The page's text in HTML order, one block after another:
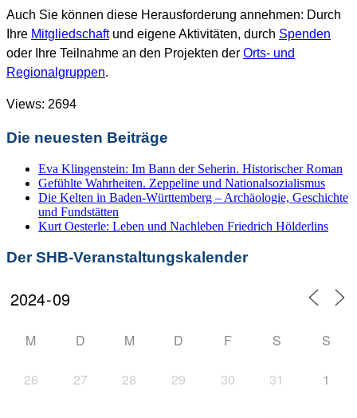
Auch Sie können diese Herausforderung annehmen: Durch
Ihre Mitgliedschaftund eigene Aktivitäten, durch Spenden
oder Ihre Teilnahme an den Projekten der Orts- und
Regionalgruppen.
Views: 2694
Die neuesten Beiträge
Eva Klingenstein: Im Bann der Seherin. Historischer Roman
Gefühlte Wahrheiten. Zeppeline und Nationalsozialismus
Die Kelten in Baden-Württemberg – Archäologie, Geschichte
und Fundstätten
Kurt Oesterle: Leben und Nachleben Friedrich Hölderlins
Der SHB-Veranstaltungskalender
M D M D F S S
26 27 28 29 30 31 1